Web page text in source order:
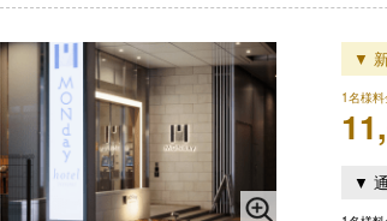
▼
1名様
▼